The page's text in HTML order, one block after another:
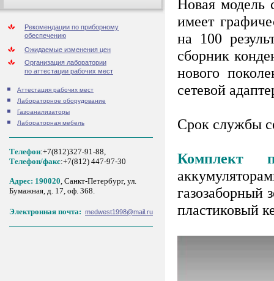
Рекомендации по приборному
обеспечению
Ожидаемые изменения цен
Организация лаборатории
по аттестации рабочих мест
Аттестация рабочих мест
Лабораторное оборудование
Газоанализаторы
Лабораторная мебель
Телефон:+7(812)327-91-88,
Tелефон/факс:+7(812) 447-97-30
Адрес: 190020, Санкт-Петербург, ул.
Бумажная, д. 17, оф. 368.
Электронная почта: medwest1998@mail.ru
Новая модель
имеет
на 100
сборник
нового
сетевой
Срок службы
Комплект
газозаборный
пластиковый